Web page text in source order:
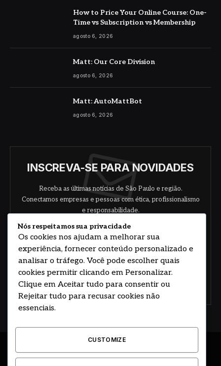
How to Price Your Online Course: One-
Time vs Subscription vs Membership
agosto 6, 2026
Matt: Our Core Division
agosto 6, 2026
Matt: AutoMattBot
agosto 6, 2026
INSCREVA-SE PARA NOVIDADES
Receba as últimas notícias de São Paulo e região.
Conectamos empresas e pessoas com ética, profissionalismo
e responsabilidade.
Concorde com nossos termos e acordo de
© 2026 DESENVOLVIDO POR HOSTING PRIME BRASIL
Nós respeitamos sua privacidade
Os cookies nos ajudam a melhorar sua
experiência, fornecer conteúdo personalizado e
analisar o tráfego. Você pode escolher quais
cookies permitir clicando em Personalizar.
Clique em Aceitar tudo para consentir ou
Rejeitar tudo para recusar cookies não
essenciais.
CUSTOMIZE